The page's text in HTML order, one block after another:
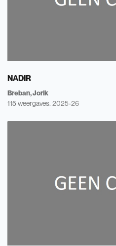
NADIR
Breban, Jorik
115 weergaves. 2025-26